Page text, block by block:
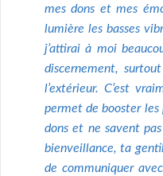
mes dons et mes
lumière les basses
j’attirai à moi
discernement,
l’extérieur. C’est
permet de booster les
dons et ne savent
bienveillance, ta
de communiquer